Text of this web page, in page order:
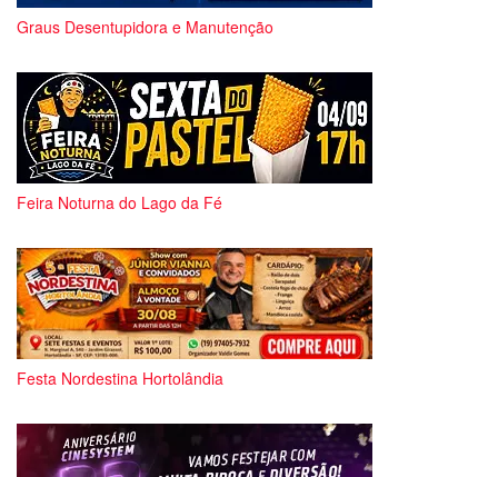
Graus Desentupidora e Manutenção
Feira Noturna do Lago da Fé
Festa Nordestina Hortolândia